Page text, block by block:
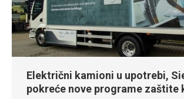
Električni kamioni u upotrebi,
pokreće nove programe zaštite